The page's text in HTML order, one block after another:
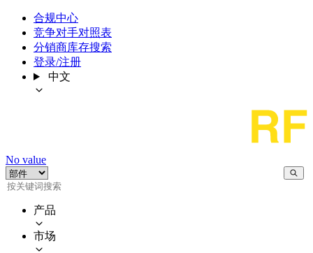
合规中心
竞争对手对照表
分销商库存搜索
登录/注册
中文
No value
产品
市场